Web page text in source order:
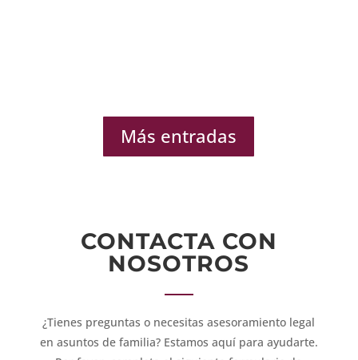
Más entradas
CONTACTA CON
NOSOTROS
¿Tienes preguntas o necesitas asesoramiento legal
en asuntos de familia? Estamos aquí para ayudarte.